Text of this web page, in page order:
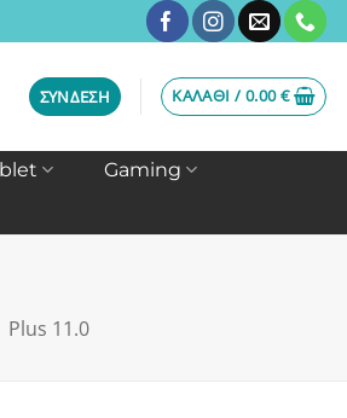
ΣΎΝΔΕΣΗ ΚΑΛΆΘΙ /0.00€
Gaming
Plus 11.0